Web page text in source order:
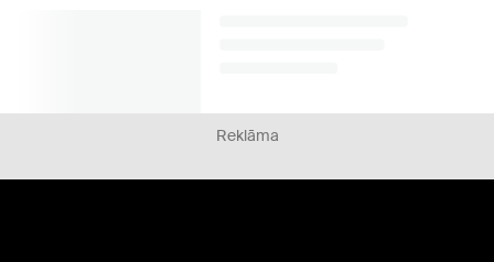
Reklāma